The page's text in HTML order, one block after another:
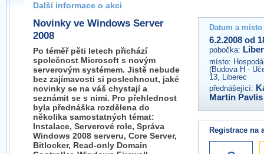
liberec@wug.cz
Další informace o akci
Novinky ve Windows Server
2008
Po téměř pěti letech přichází
společnost Microsoft s novým
serverovým systémem. Jistě nebude
bez zajímavosti si poslechnout, jaké
novinky se na váš chystají a
seznámit se s nimi. Pro přehlednost
byla přednáška rozdělena do
několika samostatných témat:
Instalace, Serverové role, Správa
Windows 2008 serveru, Core Server,
Bitlocker, Read-only Domain
Datum a
6.2.2008 od
pobočka:
místo:
(Budova H -
13, Liberec
přednášející:
Martin
Registrace na